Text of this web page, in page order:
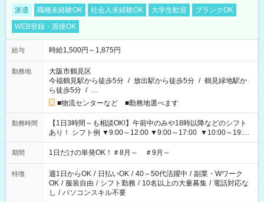
派遣 職種未経験OK 社会人未経験OK 大学生歓迎
ブランクOK
WEB登録・面接OK
給与 時給1,500円～1,875円
勤務地
大阪市鶴見区
今福鶴見駅から徒歩5分 / 放出駅から徒歩5分 / 鶴見緑地駅か
ら徒歩5分 / …
■物流センターなど ■勤務地選べます
勤務時間
【1日3時間～も相談OK!】午前中のみや18時以降などのシフト
あり！ シフト例 ▼9:00～12:00 ▼9:00～17:00 ▼10:00～19:00
▼18:00～21:00
期間 1日だけの単発OK！＃8月～ ＃9月～
特徴 週1日からOK / 日払いOK / 40～50代活躍中 / 副業・Wワーク
OK / 服装自由 / シフト勤務 / 10名以上の大量募集 / 電話対応な
し / パソコンスキル不要